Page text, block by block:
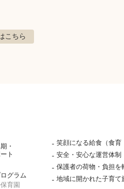
こちら
・
ト
グラム
育園
笑顔になる給食（食育
安全・安心な運営体制
保護者の荷物・負担を
地域に開かれた子育て